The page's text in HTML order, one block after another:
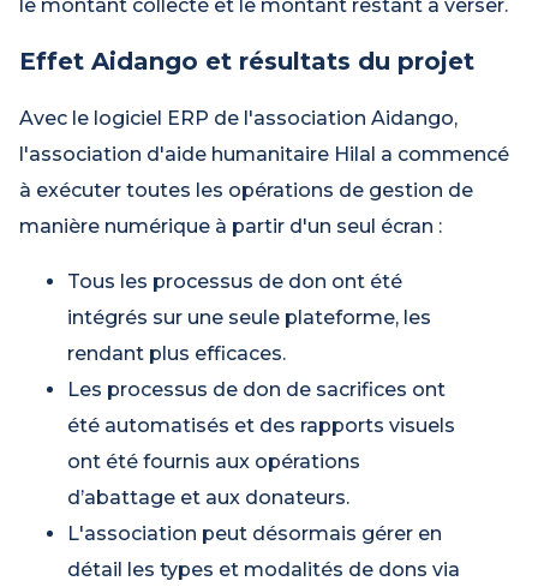
le montant collecté et le montant restant à verser.
Effet Aidango et résultats du projet
Avec le logiciel ERP de l'association Aidango,
l'association d'aide humanitaire Hilal a commencé
à exécuter toutes les opérations de gestion de
manière numérique à partir d'un seul écran :
Tous les processus de don ont été
intégrés sur une seule plateforme, les
rendant plus efficaces.
Les processus de don de sacrifices ont
été automatisés et des rapports visuels
ont été fournis aux opérations
d’abattage et aux donateurs.
L'association peut désormais gérer en
détail les types et modalités de dons via